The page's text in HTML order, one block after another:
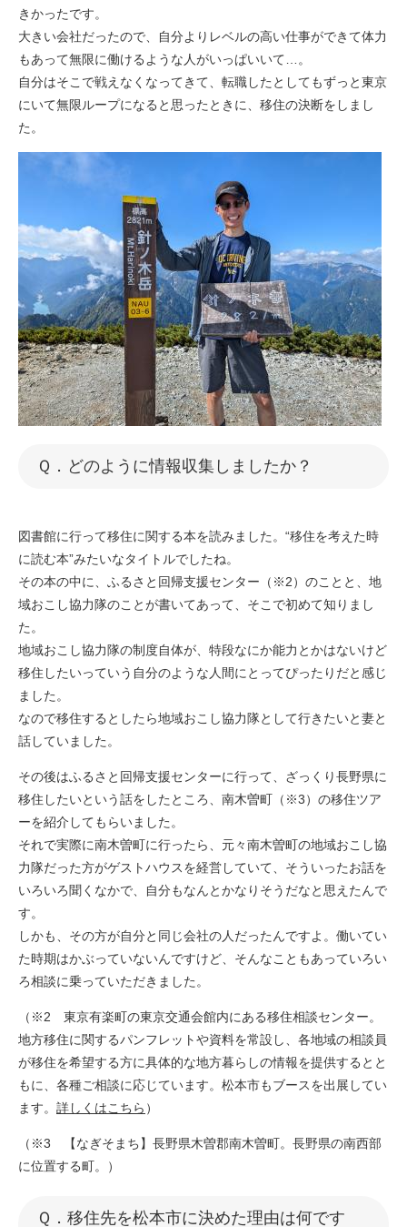
きかったです。
大きい会社だったので、自分よりレベルの高い仕事ができて体力
もあって無限に働けるような人がいっぱいいて…。
自分はそこで戦えなくなってきて、転職したとしてもずっと東京
にいて無限ループになると思ったときに、移住の決断をしまし
た。
​Ｑ．どのように情報収集しましたか？​
図書館に行って移住に関する本を読みました。“移住を考えた時
に読む本”みたいなタイトルでしたね。
その本の中に、ふるさと回帰支援センター（※2）のことと、地
域おこし協力隊のことが書いてあって、そこで初めて知りまし
た。
地域おこし協力隊の制度自体が、特段なにか能力とかはないけど
移住したいっていう自分のような人間にとってぴったりだと感じ
ました。
なので移住するとしたら地域おこし協力隊として行きたいと妻と
話していました。
その後はふるさと回帰支援センターに行って、ざっくり長野県に
移住したいという話をしたところ、南木曽町（※3）の移住ツア
ーを紹介してもらいました。
それで実際に南木曽町に行ったら、元々南木曽町の地域おこし協
力隊だった方がゲストハウスを経営していて、そういったお話を
いろいろ聞くなかで、自分もなんとかなりそうだなと思えたんで
す。
しかも、その方が自分と同じ会社の人だったんですよ。働いてい
た時期はかぶっていないんですけど、そんなこともあっていろい
ろ相談に乗っていただきました。
（※2 東京有楽町の東京交通会館内にある移住相談センター。
地方移住に関するパンフレットや資料を常設し、各地域の相談員
が移住を希望する方に具体的な地方暮らしの情報を提供するとと
もに、各種ご相談に応じています。松本市もブースを出展してい
ます。 詳しくはこちら ）
（※3 【なぎそまち】長野県木曽郡南木曽町。長野県の南西部
に位置する町。）
​​Ｑ．移住先を松本市に決めた理由は何です